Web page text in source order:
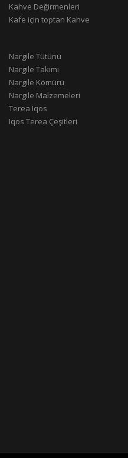
Kahve Değirmenleri
Kafe için toptan Kahve
Nargile Tütünü
Nargile Takımı
Nargile Kömürü
Nargile Malzemeleri
Terea Iqos
Iqos Terea Çeşitleri